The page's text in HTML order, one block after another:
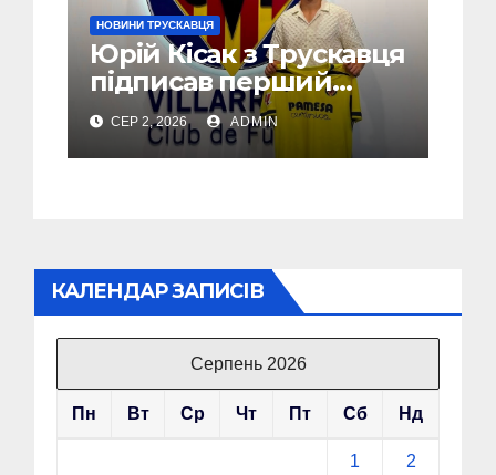
НОВИНИ ТРУСКАВЦЯ
Юрій Кісак з Трускавця
підписав перший
професійний контракт
з Villarreal CF (Фото,
Відео)
СЕР 2, 2026 ADMIN
КАЛЕНДАР ЗАПИСІВ
Серпень 2026
Пн Вт Ср Чт Пт Сб Нд
1 2